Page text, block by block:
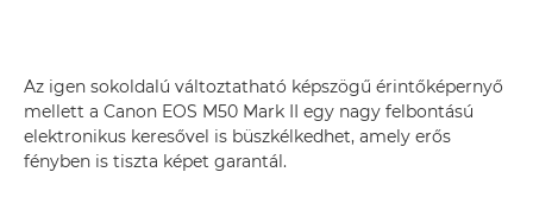
Az igen sokoldalú változtatható képszögű érintőképernyő
mellett a Canon EOS M50 Mark II egy nagy felbontású
elektronikus keresővel is büszkélkedhet, amely erős
fényben is tiszta képet garantál.